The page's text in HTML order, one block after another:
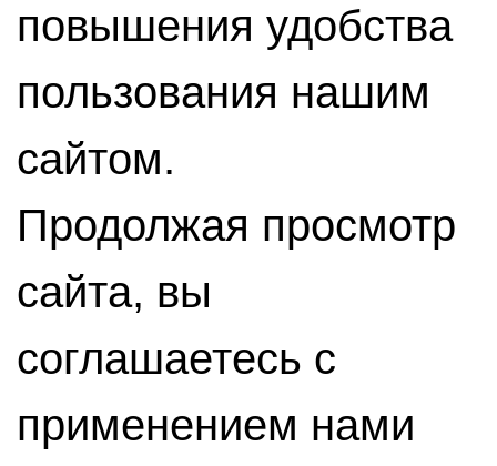
повышения удобства
пользования нашим
сайтом.
Продолжая просмотр
сайта, вы
соглашаетесь с
применением нами